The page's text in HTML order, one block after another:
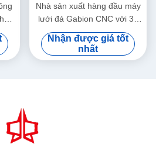
Nhà sản xuất hàng đầu máy
lưới đá Gabion CNC với 30
năm kinh nghiệm
Nhận được giá tốt
nhất